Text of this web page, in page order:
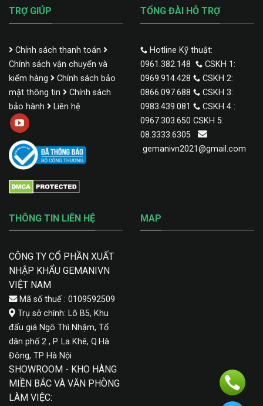
TRỢ GIÚP
Chính sách thanh toán
Chính sách vận chuyển và
kiểm hàng
Chính sách bảo
mật thông tin
Chính sách
bảo hành
Liên hệ
TỔNG ĐÀI HỖ TRỢ
Hotline Kỹ thuật:
0961.382.148
CSKH 1:
0969.914.428
CSKH 2:
0866.097.688
CSKH 3:
0983.439.081
CSKH 4 :
0967.303.650 CSKH 5:
08.3333.6305
gemanivn2021@gmail.com
THÔNG TIN LIÊN HỆ
CÔNG TY CỔ PHẦN XUẤT
NHẬP KHẨU GEMANIVN
VIỆT NAM
Mã số thuế : 0109592509
Trụ sở chính: Lô B5, Khu
đấu giá Ngô Thì Nhậm, Tổ
dân phố 2 , P. La Khê, Q.Hà
Đông, TP Hà Nội
SHOWROOM - KHO HÀNG
MIỀN BẮC VÀ VĂN PHÒNG
LÀM VIỆC:
MAP